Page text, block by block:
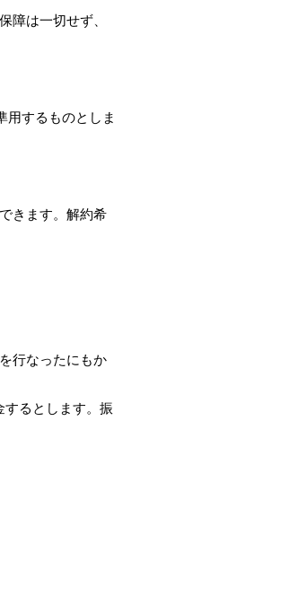
は一切せず、
用するものとしま
きます。解約希
行なったにもか
るとします。振